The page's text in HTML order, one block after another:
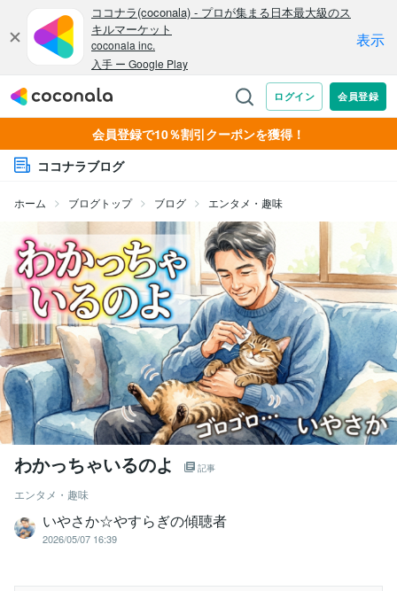
会員登録で10％割引クーポンを獲得！
ココナラブログ
ホーム ブログトップ ブログ エンタメ・趣味
わかっちゃいるのよ 記事
エンタメ・趣味
いやさか☆やすらぎの傾聴者
2026/05/07 16:39